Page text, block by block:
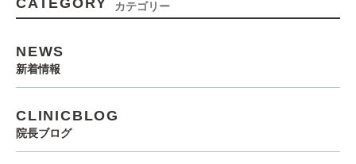
カテゴリー
NEWS
新着情報
CLINICBLOG
院長ブログ